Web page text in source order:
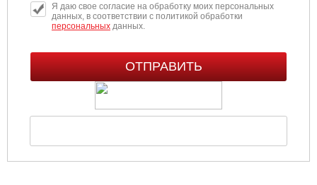
Я даю свое согласие на обработку моих персональных
данных, в соответствии с политикой обработки
персональныхданных.